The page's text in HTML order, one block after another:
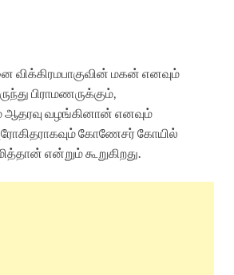
விக்கிரமபாகுவின் மகன் எனவும்
பிராமணருக்கும்,
ஆதரவு வழங்கினான் எனவும்
கோணேசர் கோயில்
என்றும் கூறுகிறது.